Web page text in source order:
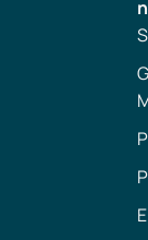
n